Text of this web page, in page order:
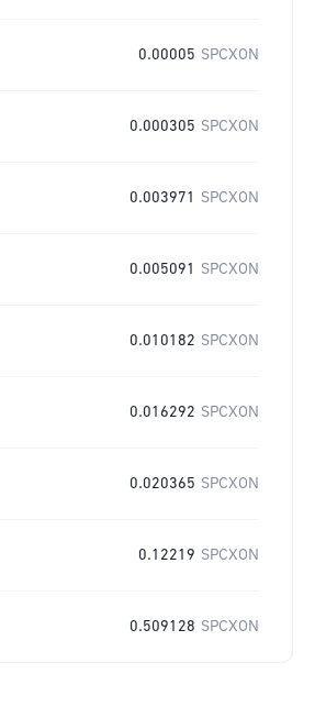
0.00005 SPCXON
0.000305 SPCXON
0.003971 SPCXON
0.005091 SPCXON
0.010182 SPCXON
0.016292 SPCXON
0.020365 SPCXON
0.12219 SPCXON
0.509128 SPCXON